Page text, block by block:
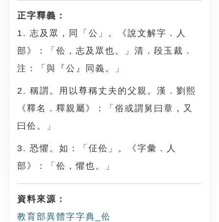
正字釋義：
1. 志及眾，同「公」。《說文解字．人
部》：「伀，志及眾也。」清．段玉裁．
注：「與『公』同義。」
2. 稱謂。用以尊稱丈夫的父親。漢．劉熙
《釋名．釋親屬》：「俗或謂舅曰章，又
曰伀。」
3. 恐懼。如：「佂伀」。《字彙．人
部》：「伀，懼也。」
資料來源：
教育部異體字字典_伀